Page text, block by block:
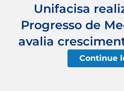
Unifacisa
Progresso de
avalia
Continue